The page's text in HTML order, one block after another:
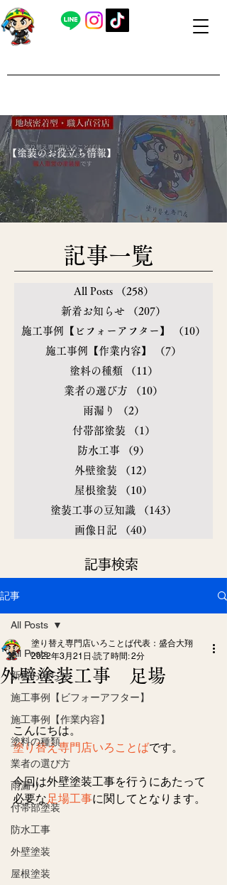
​【塗装のお役立ち情報】
​記事一覧
All Posts （258）
新着お知らせ
（207）
施工事例【ビフォーアフター】
（10）
施工事例【作業内容】
（7）
塗料の種類
（11）
業者の選び方
（10）
雨漏り
（2）
付帯部塗装
（1）
防水工事
（9）
外壁塗装
（12）
屋根塗装
（10）
塗装工事の豆知識
（143）
画像日記
（40）
​記事検索
記事
All Posts
新着お知らせ
施工事例【ビフォーアフター】
施工事例【作業内容】
塗料の種類
業者の選び方
雨漏り
付帯部塗装
防水工事
外壁塗装
屋根塗装
All Posts
外壁塗装工事 足場
塗り替え専門店いろことば代表：盛合大翔
2022年3月21日 読了時間: 2分
こんにちは。
塗り替え専門店いろことばです。
今回は外壁塗装工事を行うにあたって
必要な足場工事に関してとなります。